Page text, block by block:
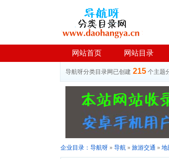
网站首页 网站目录
导航呀分类目录网已创建 215 个主题
企业目录： 导航呀 » 导航 » 旅游交通 » 地